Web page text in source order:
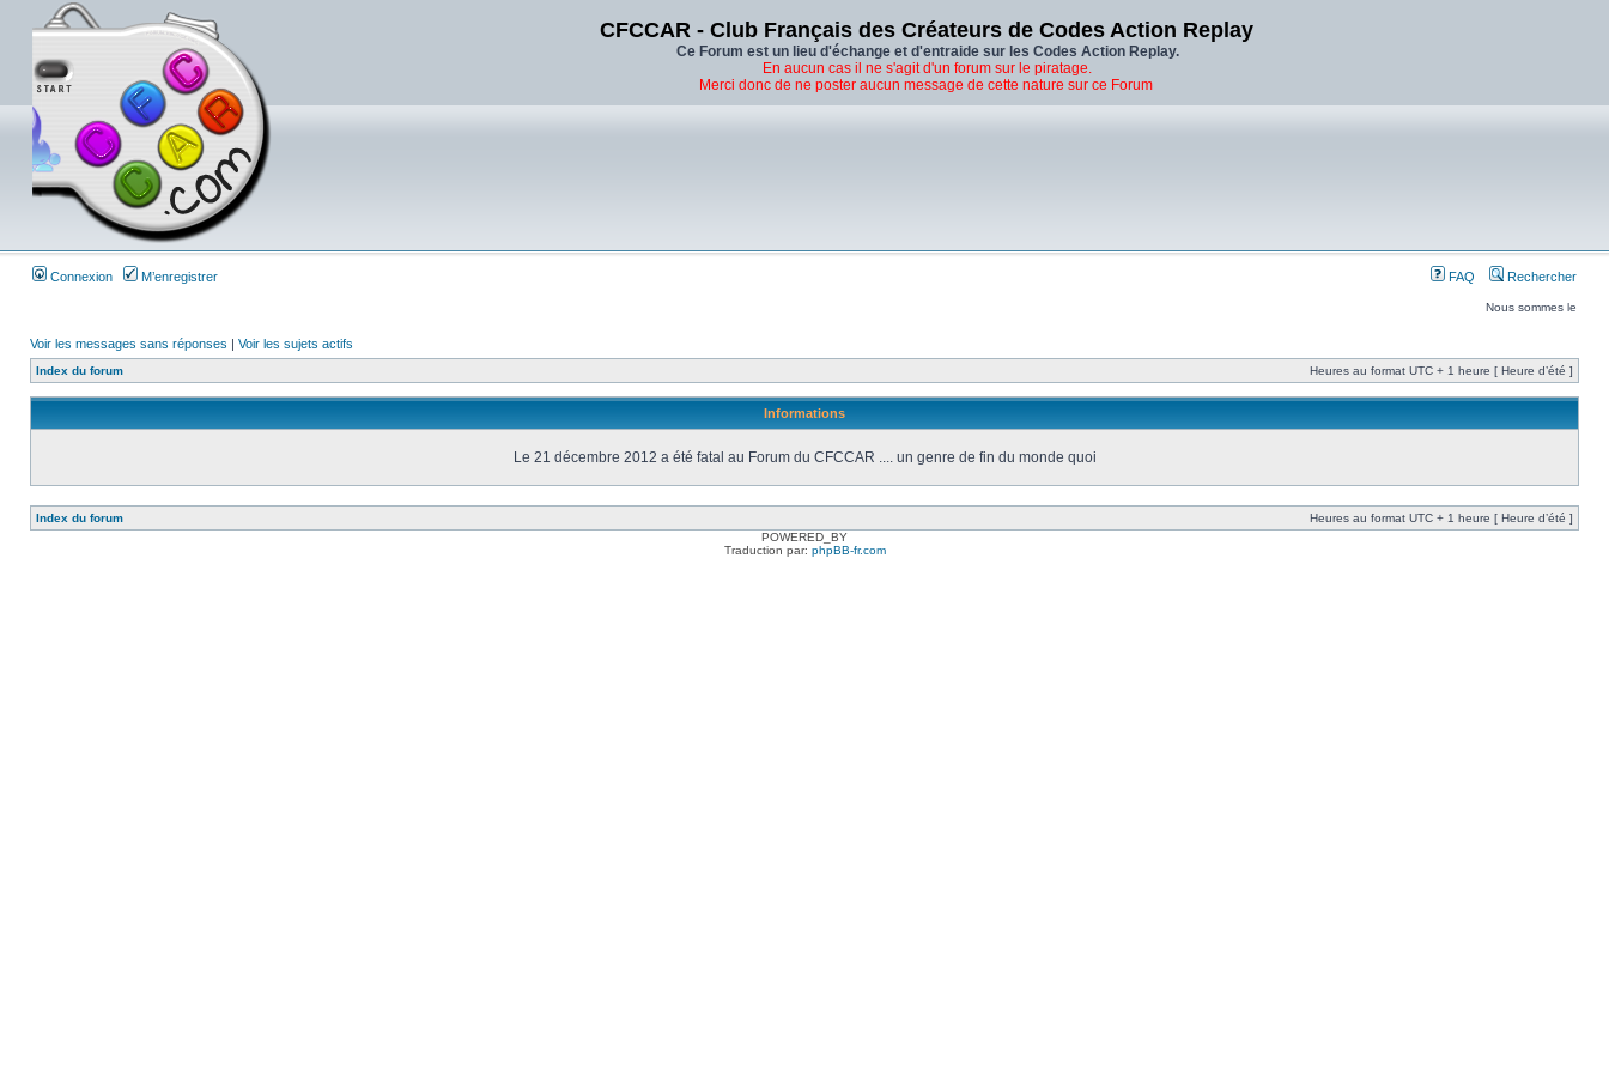
CFCCAR - Club Français des Créateurs de Codes Action Replay
Ce Forum est un lieu d'échange et d'entraide sur les Codes Action Replay.
En aucun cas il ne s'agit d'un forum sur le piratage.
Merci donc de ne poster aucun message de cette nature sur ce Forum
Connexion M’enregistrer FAQ Rechercher
Nous sommes le
Voir les messages sans réponses | Voir les sujets actifs
Index du forum Heures au format UTC + 1 heure [ Heure d’été ]
Informations
Le 21 décembre 2012 a été fatal au Forum du CFCCAR .... un genre de fin du monde quoi
Index du forum
Heures au format UTC + 1 heure [ Heure d’été ]
POWERED_BY
Traduction par: phpBB-fr.com